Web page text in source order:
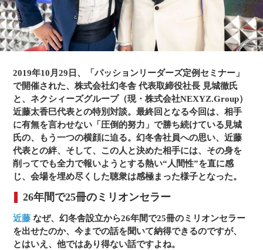
う病』『異端者の快楽』『たった一人の熱狂』『読書という
荒野』のほか、サイバーエージェント・藤田晋との共著『憂
鬱でなければ、仕事じゃない』、林真理子との共著『過剰な
二人』などがある。株式会社ブランジスタ取締役、エイベッ
クス株式会社取締役（非常勤）、株式会社テレビ朝日の放送
▼株式会社NEXYZ.Group 代表取締役社長 兼 グループ代表 近
藤 太香巳
1967年11月1日生まれ。19歳の時、50万円を元手に会社を創
業。34歳でナスダック・ジャパン（現ジャスダック）へ株式
上場し、37歳で2004年当時最年少創業社長として東証一部に
上場。時代が必要とするサービスをいち早く手がけ、携帯電
話、インターネットを日本中に普及。現在は、エネルギー環
境事業、電子メディア事業、経営者団体「パッションリーダ
ーズ」のいずれも日本一の規模にまで拡大。世界的経済紙
「Forbes（フォーブス）」によるForbes Asia's 200 Best Under
A Billion 2018に選定。常に新しい事業領域にチャンレンジを
続け、ビジネスパーソンから若者まで情熱あるリーダーとし
て圧倒的な支持を得ている。JAPAN VENTURE AWARD 2006
最高位 経済産業大臣賞。『シーバスリーガル ゴールドシグネ
2019年10月29日、「パッションリーダーズ定例セミナー」
で開催された、株式会社幻冬舎 代表取締役社長 見城徹氏
と、ネクシィーズグループ（現・株式会社NEXYZ.Group）
近藤太香巳代表との特別対談。最終回となる今回は、相手
に有無を言わせない「圧倒的努力」で勝ち続けている見城
氏の、もう一つの横顔に迫る。幻冬舎社員への思い、近藤
代表との絆、そして、この人と決めた相手には、その身を
削ってでも全力で報いようとする熱い“人間性”を直に感
じ、会場を埋め尽くした聴衆は感極まった様子となった。
26年間で25冊のミリオンセラー
近藤 なぜ、幻冬舎設立から26年間で25冊のミリオンセラー
を出せたのか、今までの話を聞いて納得できるのですが、
とはいえ、他ではあり得ない話ですよね。